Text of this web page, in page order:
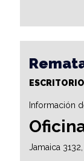
Información
Jamaica